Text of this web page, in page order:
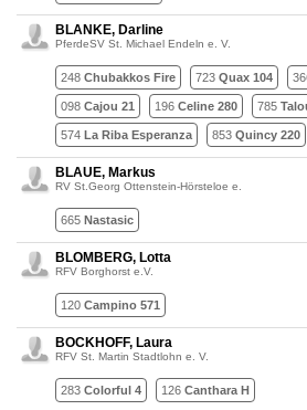
BLANKE, Darline
PferdeSV St. Michael Endeln e. V.
248 Chubakkos Fire 723 Quax 104
098 Cajou 21 196 Celine 280 785
574 La Riba Esperanza 853 Quincy 220
BLAUE, Markus
RV St.Georg Ottenstein-Hörsteloe e.
665 Nastasic
BLOMBERG, Lotta
RFV Borghorst e.V.
120 Campino 571
BOCKHOFF, Laura
RFV St. Martin Stadtlohn e. V.
283 Colorful 4 126 Canthara H